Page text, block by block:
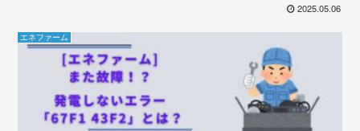
2025.05.06
エネファーム